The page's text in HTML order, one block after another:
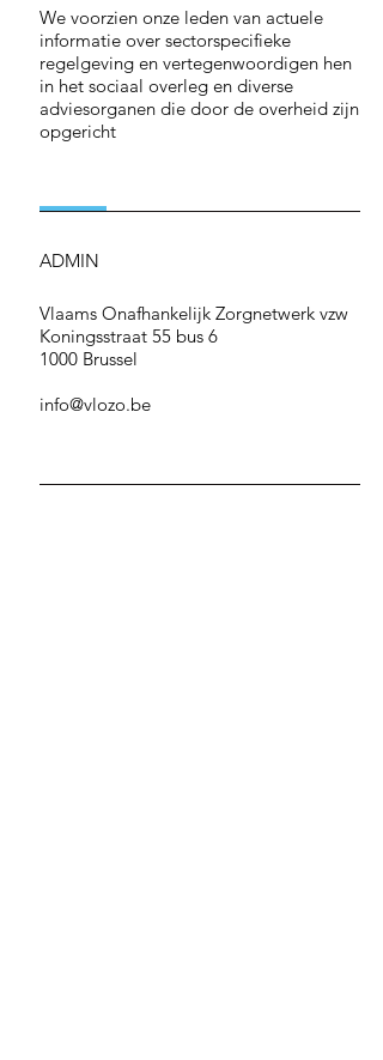
We voorzien onze leden van actuele
informatie over sectorspecifieke
regelgeving en vertegenwoordigen hen
in het sociaal overleg en diverse
adviesorganen die door de overheid zijn
opgericht
ADMIN
Vlaams Onafhankelijk Zorgnetwerk vzw
Koningsstraat 55 bus 6
1000 Brussel
info@vlozo.be